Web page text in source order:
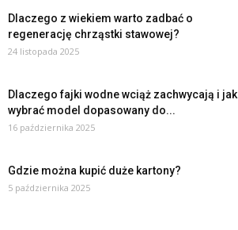
Dlaczego z wiekiem warto zadbać o
regenerację chrząstki stawowej?
24 listopada 2025
Dlaczego fajki wodne wciąż zachwycają i jak
wybrać model dopasowany do...
16 października 2025
Gdzie można kupić duże kartony?
5 października 2025